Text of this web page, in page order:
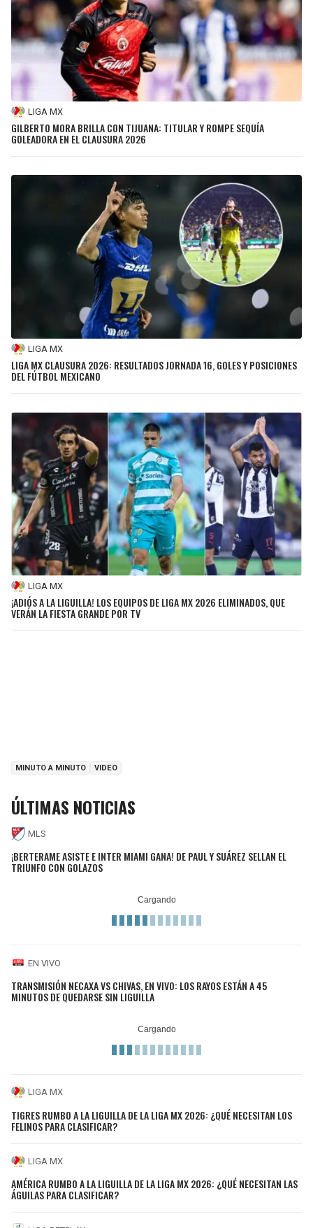
LIGA MX
GILBERTO MORA BRILLA CON TIJUANA: TITULAR Y ROMPE SEQUÍA
GOLEADORA EN EL CLAUSURA 2026
LIGA MX
LIGA MX CLAUSURA 2026: RESULTADOS JORNADA 16, GOLES Y POSICIONES
DEL FÚTBOL MEXICANO
LIGA MX
¡ADIÓS A LA LIGUILLA! LOS EQUIPOS DE LIGA MX 2026 ELIMINADOS, QUE
VERÁN LA FIESTA GRANDE POR TV
MINUTO A MINUTO VIDEO
ÚLTIMAS NOTICIAS
MLS
¡BERTERAME ASISTE E INTER MIAMI GANA! DE PAUL Y SUÁREZ SELLAN EL
TRIUNFO CON GOLAZOS
EN VIVO
TRANSMISIÓN NECAXA VS CHIVAS, EN VIVO: LOS RAYOS ESTÁN A 45
MINUTOS DE QUEDARSE SIN LIGUILLA
LIGA MX
TIGRES RUMBO A LA LIGUILLA DE LA LIGA MX 2026: ¿QUÉ NECESITAN LOS
FELINOS PARA CLASIFICAR?
LIGA MX
AMÉRICA RUMBO A LA LIGUILLA DE LA LIGA MX 2026: ¿QUÉ NECESITAN LAS
ÁGUILAS PARA CLASIFICAR?